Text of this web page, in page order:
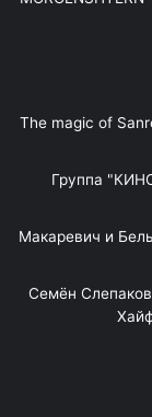
"The magic of
Группа
Макаревич и
Семён